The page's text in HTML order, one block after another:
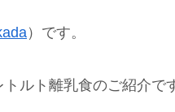
）です。
ルト離乳食のご紹介で